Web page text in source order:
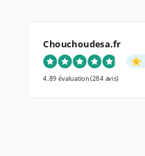
Chouchoudesa.fr
4.89 évaluation(284 avis)